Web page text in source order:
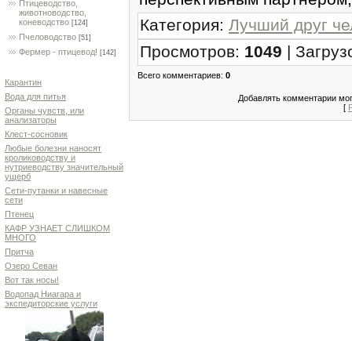
Птицеводство,
животноводство,
коневодство [124]
Пчеловодство [51]
Фермер - птицевод! [142]
Карантин
Вода для питья
Органы чувств, или
анализаторы
Клест-сосновик
Любые болезни наносят
кролиководству и
нутриеводству значительный
ущерб
Сети-путанки и навесные
сети
Птенец
КАФР УЗНАЕТ СЛИШКОМ
МНОГО
Притча
Озеро Севан
Вот так носы!
Водопад Ниагара и
экспедиторские услуги
Категория: Лучший друг
Просмотров: 1049 |
Всего комментариев: 0
Добавлять комментарии
[